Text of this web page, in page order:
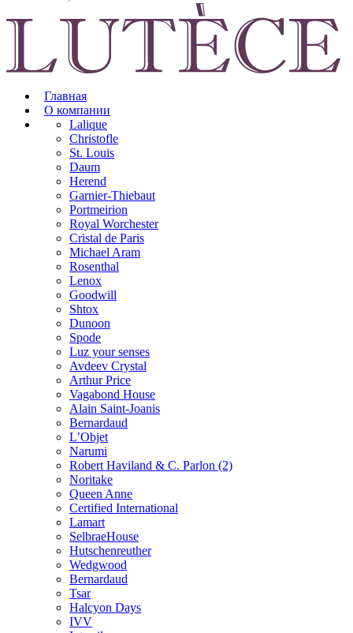
Главная
О компании
Lalique
Christofle
St. Louis
Daum
Herend
Garnier-Thiebaut
Portmeirion
Royal Worchester
Cristal de Paris
Michael Aram
Rosenthal
Lenox
Goodwill
Shtox
Dunoon
Spode
Luz your senses
Avdeev Crystal
Arthur Price
Vagabond House
Alain Saint-Joanis
Bernardaud
L’Objet
Narumi
Robert Haviland & C. Parlon (2)
Noritakе
Queen Anne
Certified International
Lamart
SelbraeHouse
Hutschenreuther
Wedgwood
Bernardaud
Tsar
Halcyon Days
IVV